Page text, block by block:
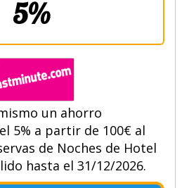
5%
un ahorro
5% a partir de 100€ al
de Noches de Hotel
hasta el 31/12/2026.